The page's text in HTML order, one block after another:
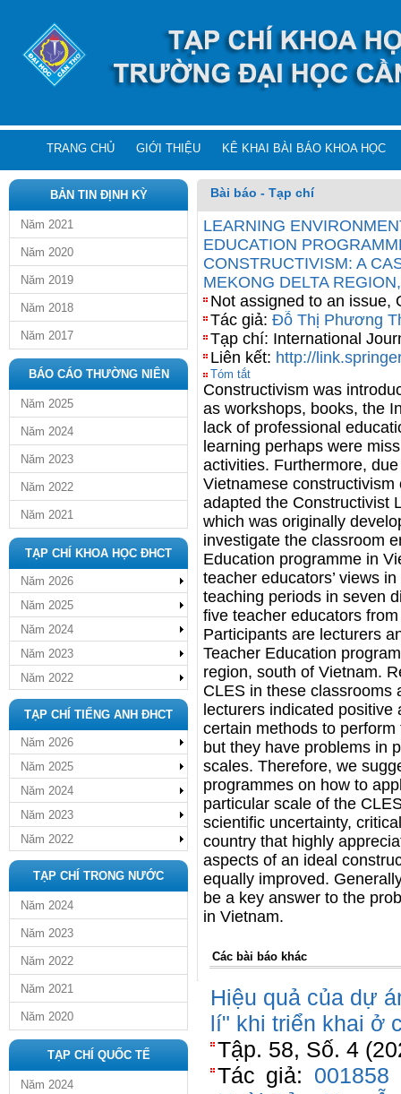
TRANG CHỦ GIỚI THIỆU KÊ KHAI BÀI BÁO KHOA HỌC
BẢN TIN ĐỊNH KỲ
Năm 2021
Năm 2020
Năm 2019
Năm 2018
Năm 2017
BÁO CÁO THƯỜNG NIÊN
Năm 2025
Năm 2024
Năm 2023
Năm 2022
Năm 2021
TẠP CHÍ KHOA HỌC ĐHCT
Năm 2026
Năm 2025
Năm 2024
Năm 2023
Năm 2022
TẠP CHÍ TIẾNG ANH ĐHCT
Năm 2026
Năm 2025
Năm 2024
Năm 2023
Năm 2022
TẠP CHÍ TRONG NƯỚC
Năm 2024
Năm 2023
Năm 2022
Năm 2021
Năm 2020
TẠP CHÍ QUỐC TẾ
Năm 2024
Bài báo - Tạp chí
LEARNING
EDUCATION
CONSTRUCTIVISM: A
MEKONG DELTA
Not assigned to an issue,
Tác giả: Đỗ Thị Phương
Tạp chí: International
Liên kết: http://
Tóm tắt
Constructivism was
as workshops, books, the
lack of professional
learning perhaps were
activities. Furthermore,
Vietnamese
adapted the Constructivist
which was originally
investigate the classroom
Education programme in
teacher educators’ views
teaching periods in seven
five teacher educators
Participants are lecturers
Teacher Education
region, south of Vietnam.
CLES in these classrooms
lecturers indicated
certain methods to
but they have problems in
scales. Therefore, we
programmes on how to
particular scale of the
scientific uncertainty,
country that highly
aspects of an ideal
equally improved.
be a key answer to the
in Vietnam.
Các bài báo khác
Hiệu quả của dự
lí" khi triển khai ở
Tập. 58, Số. 4
Tác giả: